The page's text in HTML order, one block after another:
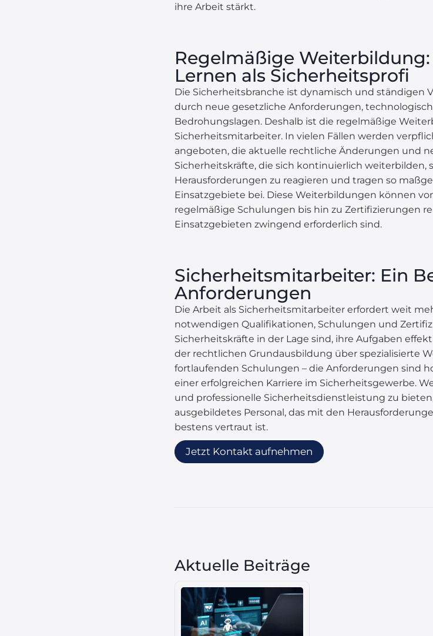
ihre Arbeit stärkt.
Regelmäßige
Lernen als Sicherheitsprofi
Die Sicherheitsbranche ist dynamisch und ständigen
durch neue gesetzliche Anforderungen,
Bedrohungslagen. Deshalb ist die regelmäßige
Sicherheitsmitarbeiter. In vielen Fällen werden
angeboten, die aktuelle rechtliche Änderungen und
Sicherheitskräfte, die sich kontinuierlich weiterbilden,
Herausforderungen zu reagieren und tragen so
Einsatzgebiete bei. Diese Weiterbildungen können
regelmäßige Schulungen bis hin zu Zertifizierungen
Einsatzgebieten zwingend erforderlich sind.
Sicherheitsmitarbeiter: Ein
Anforderungen
Die Arbeit als Sicherheitsmitarbeiter erfordert weit
notwendigen Qualifikationen, Schulungen und
Sicherheitskräfte in der Lage sind, ihre Aufgaben
der rechtlichen Grundausbildung über spezialisierte
fortlaufenden Schulungen – die Anforderungen sind
einer erfolgreichen Karriere im Sicherheitsgewerbe.
und professionelle Sicherheitsdienstleistung zu
ausgebildetes Personal, das mit den
bestens vertraut ist.
Jetzt Kontakt aufnehmen
Aktuelle Beiträge